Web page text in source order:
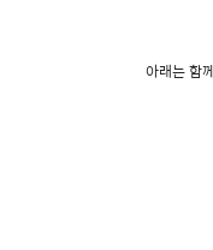
아래는 함